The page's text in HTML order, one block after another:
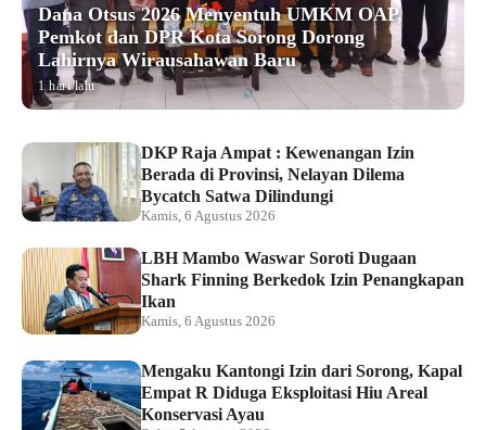
Dana Otsus 2026 Menyentuh UMKM OAP,
Pemkot dan DPR Kota Sorong Dorong
Lahirnya Wirausahawan Baru
1 hari lalu
DKP Raja Ampat : Kewenangan Izin
Berada di Provinsi, Nelayan Dilema
Bycatch Satwa Dilindungi
Kamis, 6 Agustus 2026
LBH Mambo Waswar Soroti Dugaan
Shark Finning Berkedok Izin Penangkapan
Ikan
Kamis, 6 Agustus 2026
Mengaku Kantongi Izin dari Sorong, Kapal
Empat R Diduga Eksploitasi Hiu Areal
Konservasi Ayau